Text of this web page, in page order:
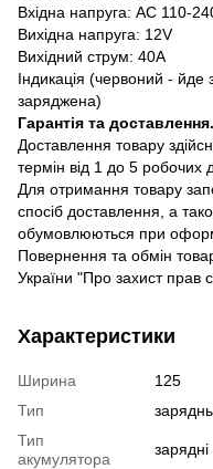
Вхідна напруга: AC 110-
Вихідна напруга: 12V
Вихідний струм: 40A
Індикація (червоний -
заряджена)
Гарантія та доставлення.
Доставлення товару
термін від 1 до 5 робочих
Для отримання товару
спосіб доставлення, а
обумовлюються при
Повернення та обмін
України "Про захист прав
Характеристики
Ширина
125
Тип
Тип
акумулятора